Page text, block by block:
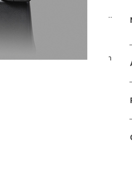
/ Tourneo Courier 2014 - ..
met comfort, flexibiliteit en
volgens de huidige